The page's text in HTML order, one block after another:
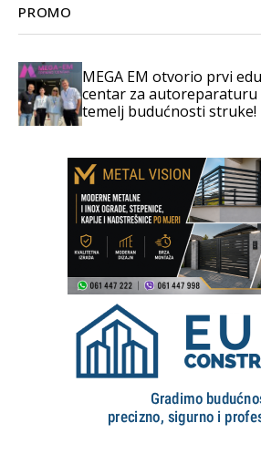
PROMO
MEGA EM otvorio prvi
centar za autoreparaturu
temelj budućnosti struke!